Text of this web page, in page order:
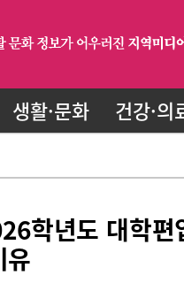
생활·문화 건강·의
학년도 대학편
유